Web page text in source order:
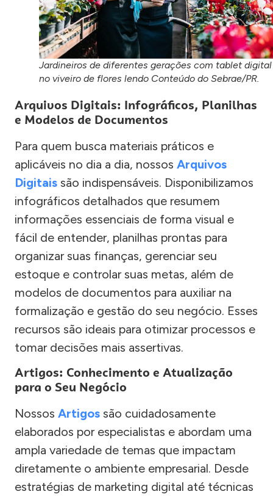
Jardineiros de diferentes gerações com tablet digital
no viveiro de flores lendo Conteúdo do Sebrae/PR.
Arquivos Digitais: Infográficos, Planilhas
e Modelos de Documentos
Para quem busca materiais práticos e
aplicáveis no dia a dia, nossos Arquivos
Digitais são indispensáveis. Disponibilizamos
infográficos detalhados que resumem
informações essenciais de forma visual e
fácil de entender, planilhas prontas para
organizar suas finanças, gerenciar seu
estoque e controlar suas metas, além de
modelos de documentos para auxiliar na
formalização e gestão do seu negócio. Esses
recursos são ideais para otimizar processos e
tomar decisões mais assertivas.
Artigos: Conhecimento e Atualização
para o Seu Negócio
Nossos Artigos são cuidadosamente
elaborados por especialistas e abordam uma
ampla variedade de temas que impactam
diretamente o ambiente empresarial. Desde
estratégias de marketing digital até técnicas